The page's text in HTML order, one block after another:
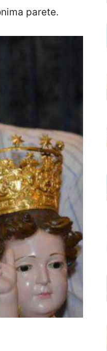
parete.